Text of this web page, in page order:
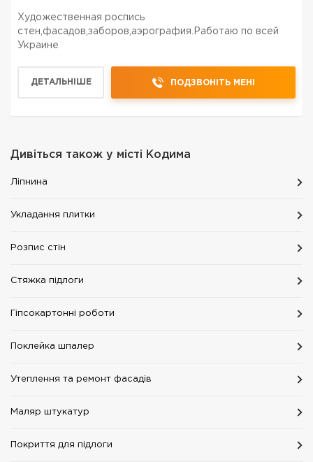
Художественная роспись
стен,фасадов,заборов,аэрография.Работаю по всей
Украине
ДЕТАЛЬНІШЕ ПОДЗВОНІТЬ МЕНІ
Дивіться також у місті Кодима
Ліпнина
Укладання плитки
Розпис стін
Стяжка підлоги
Гіпсокартонні роботи
Поклейка шпалер
Утеплення та ремонт фасадів
Маляр штукатур
Покриття для підлоги